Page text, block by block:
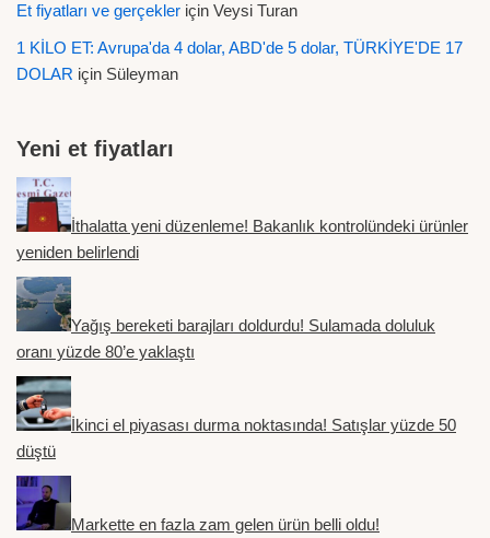
Et fiyatları ve gerçekler için Veysi Turan
1 KİLO ET: Avrupa'da 4 dolar, ABD'de 5 dolar, TÜRKİYE'DE 17
DOLAR için Süleyman
Yeni et fiyatları
İthalatta yeni düzenleme! Bakanlık kontrolündeki ürünler
yeniden belirlendi
Yağış bereketi barajları doldurdu! Sulamada doluluk
oranı yüzde 80’e yaklaştı
İkinci el piyasası durma noktasında! Satışlar yüzde 50
düştü
Markette en fazla zam gelen ürün belli oldu!